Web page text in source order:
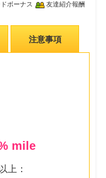
ボーナス 友達紹介報酬
注意事項
mile
上：